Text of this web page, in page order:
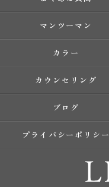
マンツーマン
カラー
カウンセリング
ブログ
プライバシーポリシー